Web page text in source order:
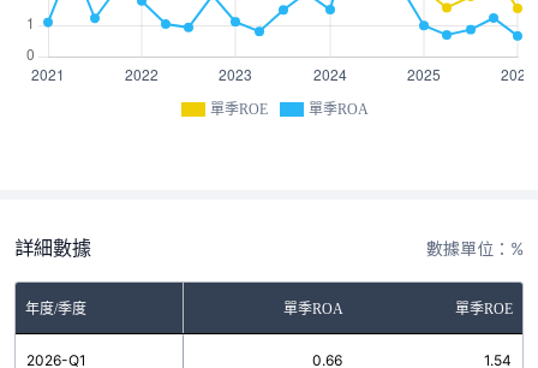
單季ROE 單季ROA
詳細數據 數據單位：%
年度/季度 單季ROA 單季ROE
2026-Q1 0.66 1.54